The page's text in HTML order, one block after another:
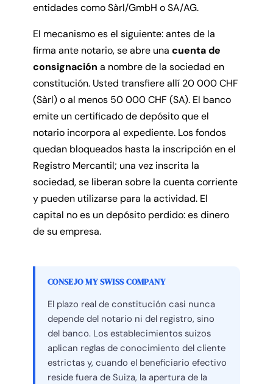
entidades como Sàrl/GmbH o SA/AG.
El mecanismo es el siguiente: antes de la
firma ante notario, se abre una cuenta de
consignación a nombre de la sociedad en
constitución. Usted transfiere allí 20 000 CHF
(Sàrl) o al menos 50 000 CHF (SA). El banco
emite un certificado de depósito que el
notario incorpora al expediente. Los fondos
quedan bloqueados hasta la inscripción en el
Registro Mercantil; una vez inscrita la
sociedad, se liberan sobre la cuenta corriente
y pueden utilizarse para la actividad. El
capital no es un depósito perdido: es dinero
de su empresa.
CONSEJO MY SWISS COMPANY
El plazo real de constitución casi nunca
depende del notario ni del registro, sino
del banco. Los establecimientos suizos
aplican reglas de conocimiento del cliente
estrictas y, cuando el beneficiario efectivo
reside fuera de Suiza, la apertura de la